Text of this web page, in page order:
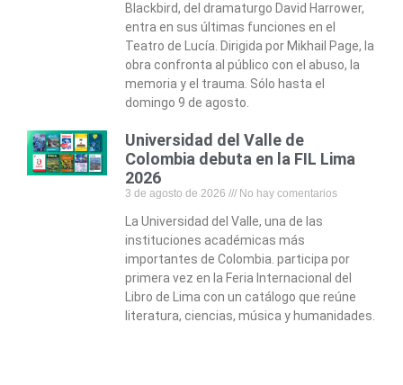
Blackbird, del dramaturgo David Harrower,
entra en sus últimas funciones en el
Teatro de Lucía. Dirigida por Mikhail Page, la
obra confronta al público con el abuso, la
memoria y el trauma. Sólo hasta el
domingo 9 de agosto.
Universidad del Valle de
Colombia debuta en la FIL Lima
2026
3 de agosto de 2026 No hay comentarios
La Universidad del Valle, una de las
instituciones académicas más
importantes de Colombia. participa por
primera vez en la Feria Internacional del
Libro de Lima con un catálogo que reúne
literatura, ciencias, música y humanidades.